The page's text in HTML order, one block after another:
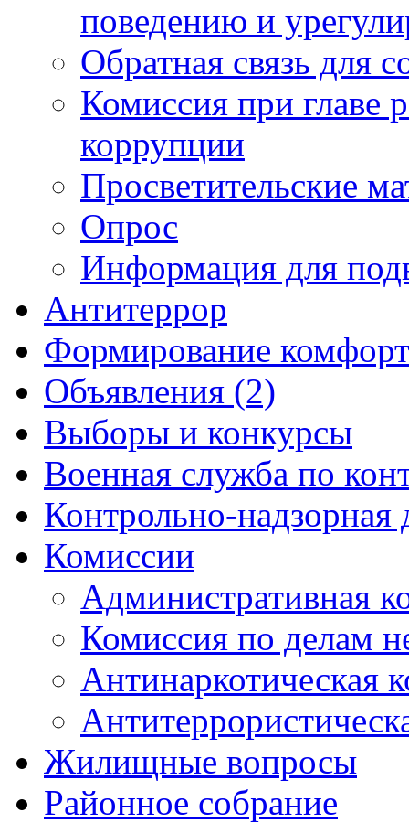
поведению и
Обратная связь для
Комиссия при главе
коррупции
Просветительские
Опрос
Информация для
Антитеррор
Формирование
Объявления (2)
Выборы и конкурсы
Военная служба по
Контрольно-надзорная
Комиссии
Административная
Комиссия по делам
Антинаркотическая
Жилищные вопросы
Районное собрание